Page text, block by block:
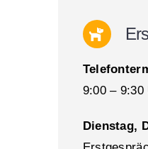
9:00 – 9:30
Dienstag,